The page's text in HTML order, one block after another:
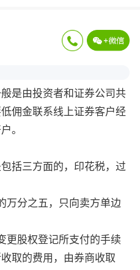
是由投资者和证券公司共
佣金联系线上证券客户经
。
括三方面的，印花税，过
万分之五，只向卖方单边
更股权登记所支付的手续
取的费用，由券商收取